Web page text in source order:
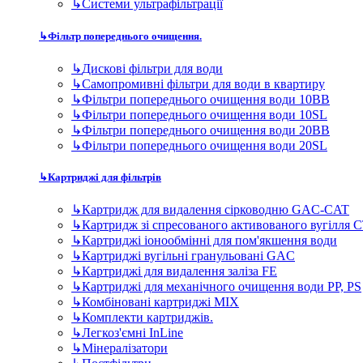
↳Системи ультрафільтрації
↳Фільтр попереднього очищення.
↳Дискові фільтри для води
↳Самопромивні фільтри для води в квартиру
↳Фільтри попереднього очищення води 10BB
↳Фільтри попереднього очищення води 10SL
↳Фільтри попереднього очищення води 20BB
↳Фільтри попереднього очищення води 20SL
↳Картриджі для фільтрів
↳Картридж для видалення сірководню GAC-CAT
↳Картридж зі спресованого активованого вугілля
↳Картриджі іонообмінні для пом'якшення води
↳Картриджі вугільні гранульовані GAC
↳Картриджі для видалення заліза FE
↳Картриджі для механічного очищення води PP, PS
↳Комбіновані картриджі MIX
↳Комплекти картриджів.
↳Легкоз'ємні InLine
↳Мінералізатори